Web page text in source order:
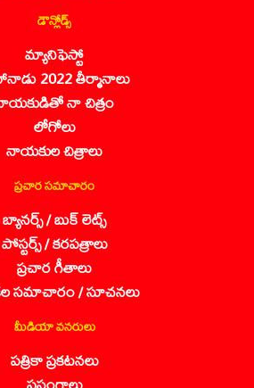
డౌన్లోడ్స్
మ్యానిఫెస్టో
2022 తీర్మానాలు
నా చిత్రం
లోగోలు
నాయకుల చిత్రాలు
ప్రచార సమాచారం
బ్యానర్స్ / బుక్ లెట్స్
పోస్టర్స్ / కరపత్రాలు
ప్రచార గీతాలు
సమాచారం / సూచనలు
మీడియా వనరులు
పత్రికా ప్రకటనలు